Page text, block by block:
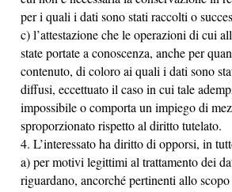
per i quali i dati sono stati raccolti o
c) l’attestazione che le operazioni di cui
state portate a conoscenza, anche per
contenuto, di coloro ai quali i dati sono
diffusi, eccettuato il caso in cui tale
impossibile o comporta un impiego di
sproporzionato rispetto al diritto tutelato.
4. L’interessato ha diritto di opporsi, in
a) per motivi legittimi al trattamento dei
riguardano, ancorché pertinenti allo